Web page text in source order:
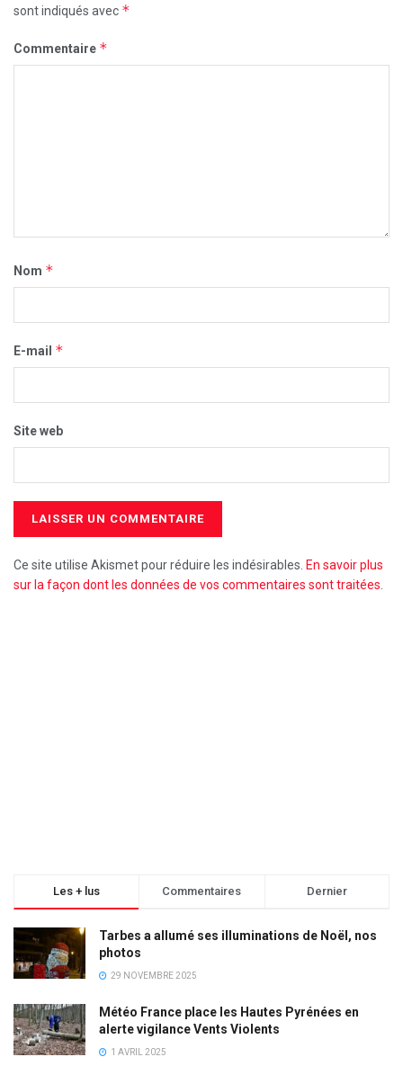
sont indiqués avec *
Commentaire *
Nom *
E-mail *
Site web
Ce site utilise Akismet pour réduire les indésirables. En savoir plus
sur la façon dont les données de vos commentaires sont traitées.
Les + lus Commentaires Dernier
Tarbes a allumé ses illuminations de Noël, nos
photos
29 NOVEMBRE 2025
Météo France place les Hautes Pyrénées en
alerte vigilance Vents Violents
1 AVRIL 2025